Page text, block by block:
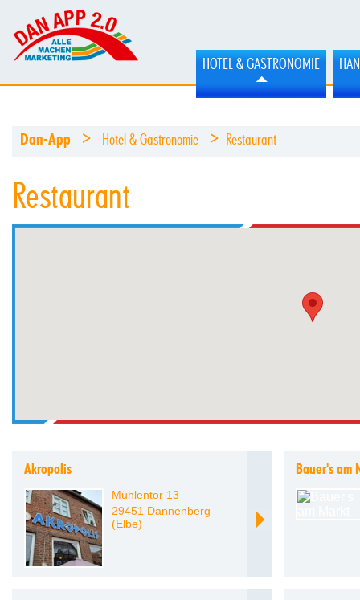
HOTEL & GASTRONOMIE
Dan-App > Hotel & Gastronomie > Restaurant
Restaurant
Akropolis
Mühlentor 13
29451 Dannenberg
(Elbe)
Bauer's am